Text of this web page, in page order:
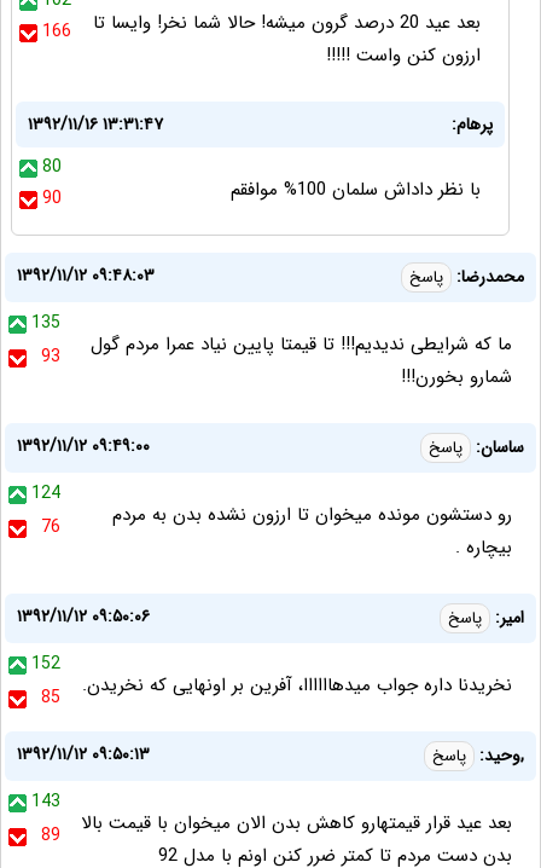
166
بعد عید 20 درصد گرون میشه! حالا شما نخر! وایسا تا
ارزون کنن واست !!!!!
پرهام:
۱۳۹۲/۱۱/۱۶ ۱۳:۳۱:۴۷
80
90
با نظر داداش سلمان 100% موافقم
محمدرضا: پاسخ
۱۳۹۲/۱۱/۱۲ ۰۹:۴۸:۰۳
135
93
ما که شرایطی ندیدیم!!! تا قیمتا پایین نیاد عمرا مردم گول
شمارو بخورن!!!
ساسان: پاسخ
۱۳۹۲/۱۱/۱۲ ۰۹:۴۹:۰۰
124
76
رو دستشون مونده میخوان تا ارزون نشده بدن به مردم
بیچاره .
امير: پاسخ
۱۳۹۲/۱۱/۱۲ ۰۹:۵۰:۰۶
152
85
نخريدنا داره جواب ميدهاااااا، آفرين بر اونهايى كه نخريدن.
,وحید: پاسخ
۱۳۹۲/۱۱/۱۲ ۰۹:۵۰:۱۳
143
89
بعد عید قرار قیمتهارو کاهش بدن الان میخوان با قیمت بالا
بدن دست مردم تا کمتر ضرر کنن اونم با مدل 92